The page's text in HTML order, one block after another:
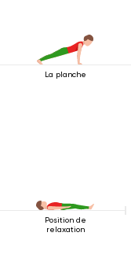
La planche
Position de
relaxation